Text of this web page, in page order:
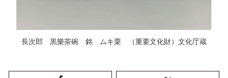
長次郎 黒樂茶碗 銘 ムキ栗 （重要文化財）文化庁蔵